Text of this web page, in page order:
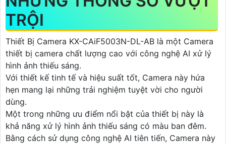
TRỘI
Thiết Bị Camera KX-CAiF5003N-DL-AB là một Camera
thiết bị camera chất lượng cao với công nghệ AI xử lý
hình ảnh thiếu sáng.
Với thiết kế tinh tế và hiệu suất tốt, Camera này hứa
hẹn mang lại những trải nghiệm tuyệt vời cho người
dùng.
Một trong những ưu điểm nổi bật của thiết bị này là
khả năng xử lý hình ảnh thiếu sáng có màu ban đêm.
Bằng cách sử dụng công nghệ AI tiên tiến, Camera này